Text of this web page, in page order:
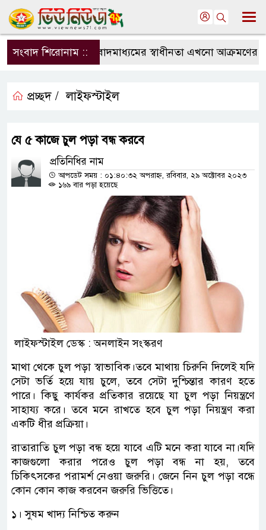
সংবাদ শিরোনাম ::সংবাদমাধ্যমের স্বাধীনতা এখনো আক্রমণের
প্রচ্ছদ / লাইফস্টাইল
যে ৫ কাজে চুল পড়া বন্ধ করবে
প্রতিনিধির নাম
আপডেট সময় : ০১:৪০:৩২ অপরাহ্ন, রবিবার, ২৯ অক্টোবর ২০২৩
১৬৯ বার পড়া হয়েছে
লাইফস্টাইল ডেস্ক : অনলাইন সংস্করণ
মাথা থেকে চুল পড়া স্বাভাবিক।তবে মাথায় চিরুনি দিলেই যদি
সেটা ভর্তি হয়ে যায় চুলে, তবে সেটা দুশ্চিন্তার কারণ হতে
পারে। কিছু কার্যকর প্রতিকার রয়েছে যা চুল পড়া নিয়ন্ত্রণে
সাহায্য করে। তবে মনে রাখতে হবে চুল পড়া নিয়ন্ত্রণ করা
একটি ধীর প্রক্রিয়া।
রাতারাতি চুল পড়া বন্ধ হয়ে যাবে এটি মনে করা যাবে না।যদি
কাজগুলো করার পরেও চুল পড়া বন্ধ না হয়, তবে
চিকিৎসকের পরামর্শ নেওয়া জরুরি। জেনে নিন চুল পড়া বন্ধে
কোন কোন কাজ করবেন জরুরি ভিত্তিতে।
১। সুষম খাদ্য নিশ্চিত করুন